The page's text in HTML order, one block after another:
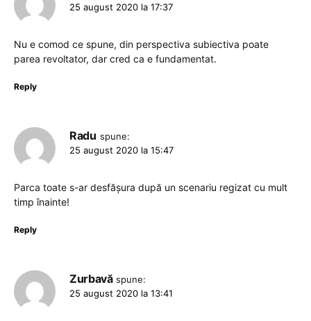
25 august 2020 la 17:37
Nu e comod ce spune, din perspectiva subiectiva poate
parea revoltator, dar cred ca e fundamentat.
Reply
Radu spune:
25 august 2020 la 15:47
Parca toate s-ar desfășura după un scenariu regizat cu mult
timp înainte!
Reply
Zurbavă spune:
25 august 2020 la 13:41